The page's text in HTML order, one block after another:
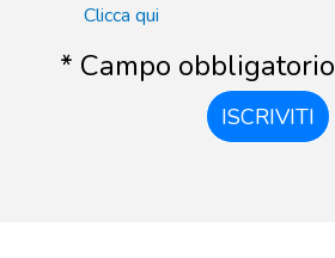
Clicca qui
* Campo obbligatorio
ISCRIVITI